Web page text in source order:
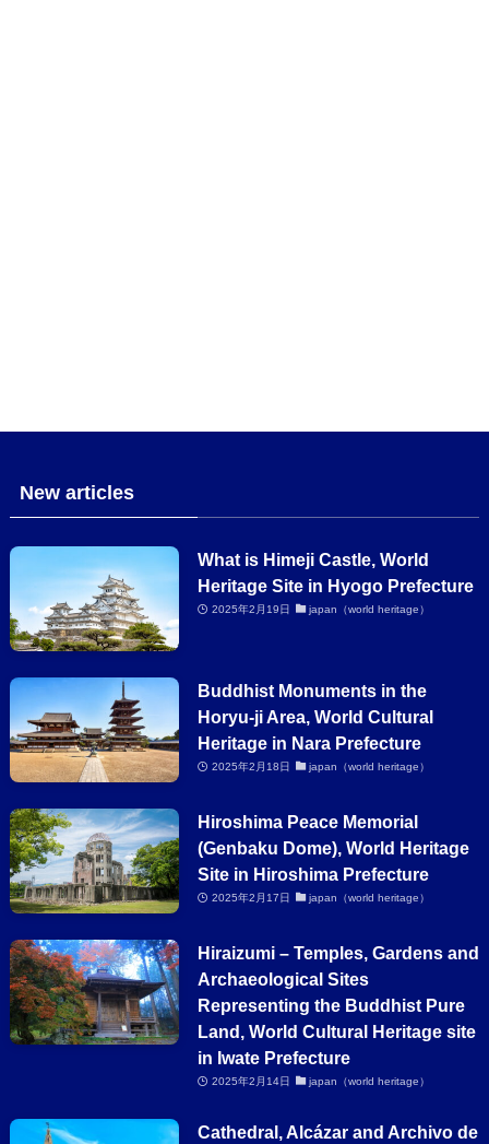
New articles
What is Himeji Castle, World
Heritage Site in Hyogo Prefecture
2025年2月19日 japan（world heritage）
Buddhist Monuments in the
Horyu-ji Area, World Cultural
Heritage in Nara Prefecture
2025年2月18日 japan（world heritage）
Hiroshima Peace Memorial
(Genbaku Dome), World Heritage
Site in Hiroshima Prefecture
2025年2月17日 japan（world heritage）
Hiraizumi – Temples, Gardens and
Archaeological Sites
Representing the Buddhist Pure
Land, World Cultural Heritage site
in Iwate Prefecture
2025年2月14日 japan（world heritage）
Cathedral, Alcázar and Archivo de